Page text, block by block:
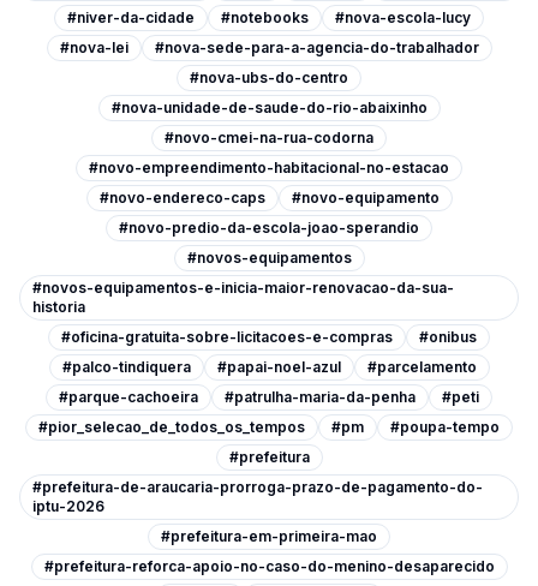
#niver-da-cidade
#notebooks
#nova-escola-lucy
#nova-lei
#nova-sede-para-a-agencia-do-trabalhador
#nova-ubs-do-centro
#nova-unidade-de-saude-do-rio-abaixinho
#novo-cmei-na-rua-codorna
#novo-empreendimento-habitacional-no-estacao
#novo-endereco-caps
#novo-equipamento
#novo-predio-da-escola-joao-sperandio
#novos-equipamentos
#novos-equipamentos-e-inicia-maior-renovacao-da-sua-
historia
#oficina-gratuita-sobre-licitacoes-e-compras
#onibus
#palco-tindiquera
#papai-noel-azul
#parcelamento
#parque-cachoeira
#patrulha-maria-da-penha
#peti
#pior_selecao_de_todos_os_tempos
#pm
#poupa-tempo
#prefeitura
#prefeitura-de-araucaria-prorroga-prazo-de-pagamento-do-
iptu-2026
#prefeitura-em-primeira-mao
#prefeitura-reforca-apoio-no-caso-do-menino-desaparecido